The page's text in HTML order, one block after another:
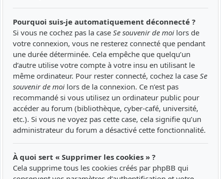
Pourquoi suis-je automatiquement déconnecté ?
Si vous ne cochez pas la case Se souvenir de moi lors de
votre connexion, vous ne resterez connecté que pendant
une durée déterminée. Cela empêche que quelqu’un
d’autre utilise votre compte à votre insu en utilisant le
même ordinateur. Pour rester connecté, cochez la case Se
souvenir de moi lors de la connexion. Ce n’est pas
recommandé si vous utilisez un ordinateur public pour
accéder au forum (bibliothèque, cyber-café, université,
etc.). Si vous ne voyez pas cette case, cela signifie qu’un
administrateur du forum a désactivé cette fonctionnalité.
À quoi sert « Supprimer les cookies » ?
Cela supprime tous les cookies créés par phpBB qui